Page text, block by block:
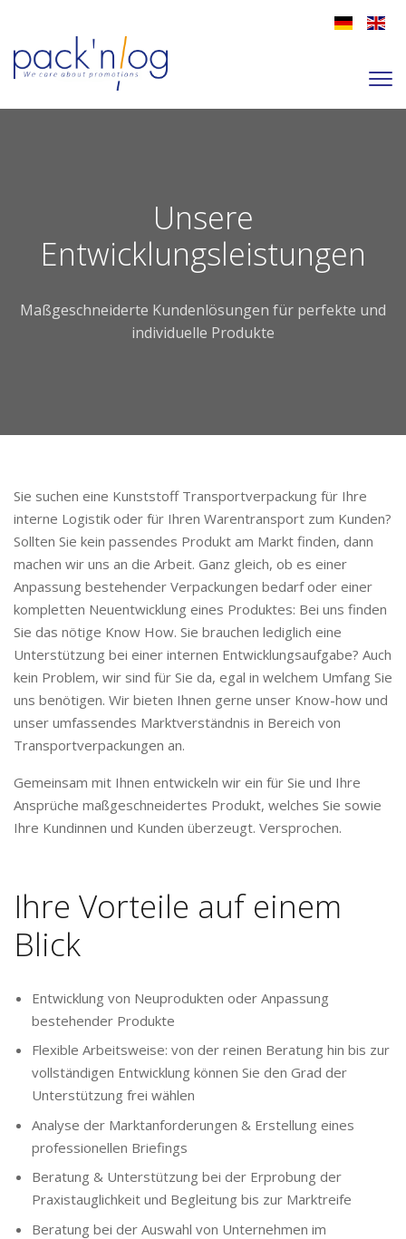
Unsere
Entwicklungsleistungen
Maßgeschneiderte Kundenlösungen für perfekte und
individuelle Produkte
Sie suchen eine Kunststoff Transportverpackung für Ihre
interne Logistik oder für Ihren Warentransport zum Kunden?
Sollten Sie kein passendes Produkt am Markt finden, dann
machen wir uns an die Arbeit. Ganz gleich, ob es einer
Anpassung bestehender Verpackungen bedarf oder einer
kompletten Neuentwicklung eines Produktes: Bei uns finden
Sie das nötige Know How. Sie brauchen lediglich eine
Unterstützung bei einer internen Entwicklungsaufgabe? Auch
kein Problem, wir sind für Sie da, egal in welchem Umfang Sie
uns benötigen. Wir bieten Ihnen gerne unser Know-how und
unser umfassendes Marktverständnis in Bereich von
Transportverpackungen an.
Gemeinsam mit Ihnen entwickeln wir ein für Sie und Ihre
Ansprüche maßgeschneidertes Produkt, welches Sie sowie
Ihre Kundinnen und Kunden überzeugt. Versprochen.
Ihre Vorteile auf einem
Blick
Entwicklung von Neuprodukten oder Anpassung
bestehender Produkte
Flexible Arbeitsweise: von der reinen Beratung hin bis zur
vollständigen Entwicklung können Sie den Grad der
Unterstützung frei wählen
Analyse der Marktanforderungen & Erstellung eines
professionellen Briefings
Beratung & Unterstützung bei der Erprobung der
Praxistauglichkeit und Begleitung bis zur Marktreife
Beratung bei der Auswahl von Unternehmen im